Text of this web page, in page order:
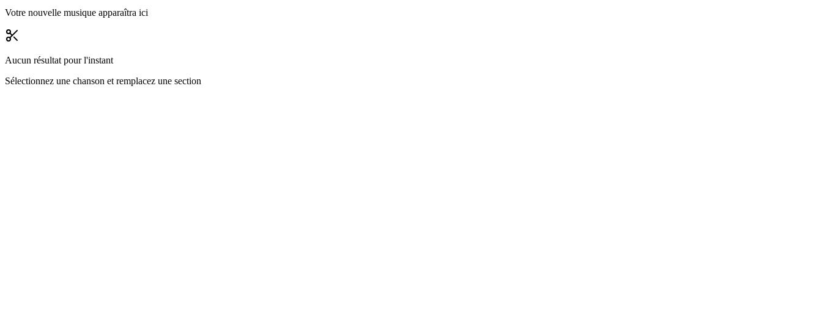
Votre nouvelle musique apparaîtra ici
Aucun résultat pour l'instant
Sélectionnez une chanson et remplacez une section